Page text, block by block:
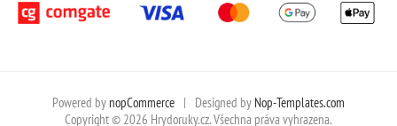
Powered by nopCommerce | Designed by Nop-Templates.com
Copyright © 2026 Hrydoruky.cz. Všechna práva vyhrazena.